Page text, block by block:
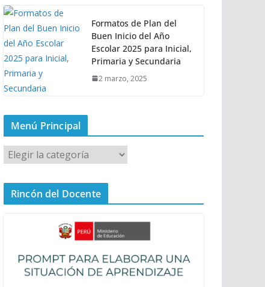
Formatos de Plan del
Buen Inicio del Año
Escolar 2025 para Inicial,
Primaria y Secundaria
2 marzo, 2025
Menú Principal
M
e
n
Rincón del Docente